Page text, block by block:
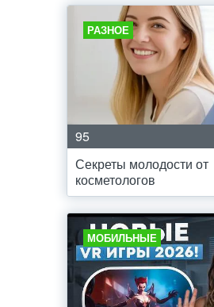
РАЗНОЕ
95
Секреты молодости от
косметологов
МОБИЛЬНЫЕ